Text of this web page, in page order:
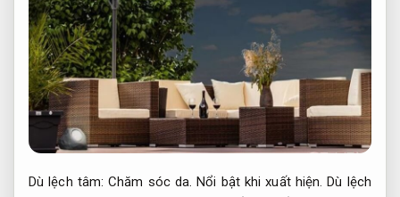
Dù lệch tâm:Chăm sóc da. Nổi bật khi xuất hiện. Dù lệch